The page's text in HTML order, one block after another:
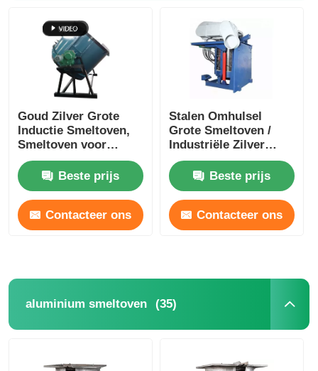
Goud Zilver Grote
Inductie Smeltoven,
Smeltoven voor
Edelmetalen
Beste prijs
Contacteer ons
Stalen Omhulsel
Grote Smeltoven /
Industriële Zilver
Smeltapparatuur
1400KWBeste prijs
Contacteer ons
aluminium smeltoven (35)